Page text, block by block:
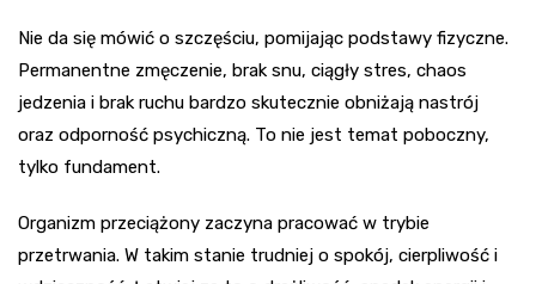
Nie da się mówić o szczęściu, pomijając podstawy fizyczne.
Permanentne zmęczenie, brak snu, ciągły stres, chaos
jedzenia i brak ruchu bardzo skutecznie obniżają nastrój
oraz odporność psychiczną. To nie jest temat poboczny,
tylko fundament.
Organizm przeciążony zaczyna pracować w trybie
przetrwania. W takim stanie trudniej o spokój, cierpliwość i